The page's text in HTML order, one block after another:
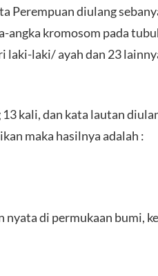
Perempuan diulang
angka kromosom pada
laki-laki/ ayah dan 23
kali, dan kata lautan
maka hasilnya adalah :
di permukaan bumi,